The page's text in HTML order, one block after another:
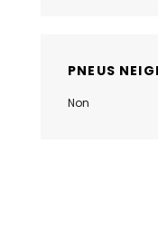
PNEUS
Non